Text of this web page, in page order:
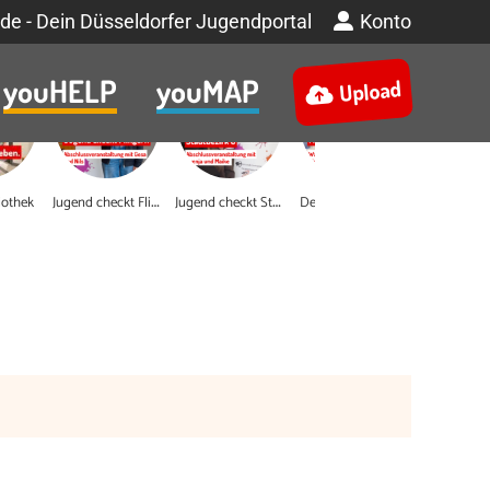
- Dein Düsseldorfer Jugendportal Konto
youHELP youMAP Upload
J
ugend checkt Flingern J
ugend checkt Stadtbezirk 6 Dein Engagement